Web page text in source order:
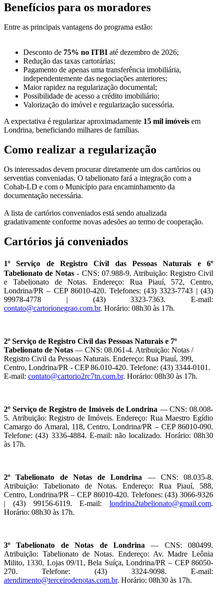
Benefícios para os moradores
Entre as principais vantagens do programa estão:
Desconto de 75% no ITBI até dezembro de 2026;
Redução das taxas cartorárias;
Pagamento de apenas uma transferência imobiliária,
independentemente das negociações anteriores;
Maior rapidez na regularização documental;
Possibilidade de acesso a crédito imobiliário;
Valorização do imóvel e regularização sucessória.
A expectativa é regularizar aproximadamente 15 mil imóveis em
Londrina, beneficiando milhares de famílias.
Como realizar a regularização
Os interessados devem procurar diretamente um dos cartórios ou
serventias conveniadas. O tabelionato fará a integração com a
Cohab-LD e com o Município para encaminhamento da
documentação necessária.
A lista de cartórios conveniados está sendo atualizada
gradativamente conforme novas adesões ao termo de cooperação.
Cartórios já conveniados
1º Serviço de Registro Civil das Pessoas Naturais e 6º
Tabelionato de Notas - CNS: 07.988-9. Atribuição: Registro Civil
e Tabelionato de Notas. Endereço: Rua Piauí, 572, Centro,
Londrina/PR – CEP 86010-420. Telefones: (43) 3323-7743 | (43)
99978-4778 | (43) 3323-7363. E-mail:
contato@cartorionegrao.com.br. Horário: 08h30 às 17h.
2º Serviço de Registro Civil das Pessoas Naturais e 7º
Tabelionato de Notas — CNS: 08.061-4. Atribuição: Notas /
Registro Civil da Pessoas Naturais. Endereço: Rua Piauí, 399,
Centro, Londrina/PR - CEP 86.010-420. Telefone: (43) 3344-0101.
E-mail: contato@cartorio2rc7tn.com.br. Horário: 08h30 às 17h.
2º Serviço de Registro de Imóveis de Londrina — CNS: 08.008-
5. Atribuição: Registro de Imóveis. Endereço: Rua Maestro Egídio
Camargo do Amaral, 118, Centro, Londrina/PR – CEP 86010-090.
Telefone: (43) 3336-4884. E-mail: não localizado. Horário: 08h30
às 17h.
2º Tabelionato de Notas de Londrina — CNS: 08.035-8.
Atribuição: Tabelionato de Notas. Endereço: Rua Piauí, 588,
Centro, Londrina/PR – CEP 86010-420. Telefones: (43) 3066-9326
| (43) 99156-6119. E-mail: londrina2tabelionato@gmail.com.
Horário: 08h30 às 17h.
3º Tabelionato de Notas de Londrina — CNS: 080499.
Atribuição: Tabelionato de Notas. Endereço: Av. Madre Leônia
Milito, 1330, Lojas 09/11, Bela Suíça, Londrina/PR – CEP 86050-
270. Telefone: (43) 3324-9098. E-mail:
atendimento@terceirodenotas.com.br. Horário: 08h30 às 17h.